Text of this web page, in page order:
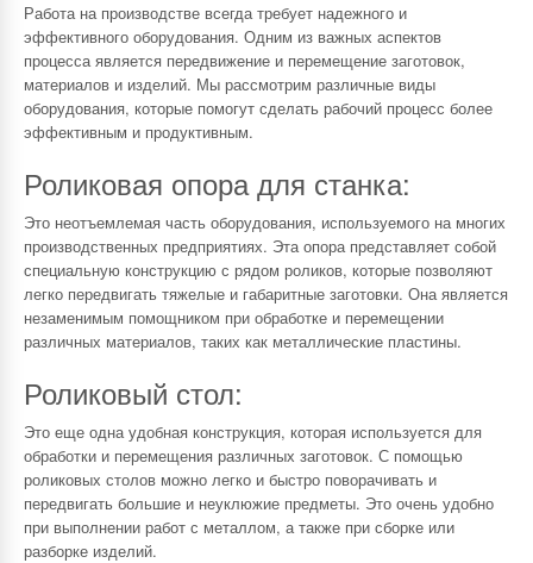
Работа на производстве всегда требует надежного и
эффективного оборудования. Одним из важных аспектов
процесса является передвижение и перемещение заготовок,
материалов и изделий. Мы рассмотрим различные виды
оборудования, которые помогут сделать рабочий процесс более
эффективным и продуктивным.
Роликовая опора для станка:
Это неотъемлемая часть оборудования, используемого на многих
производственных предприятиях. Эта опора представляет собой
специальную конструкцию с рядом роликов, которые позволяют
легко передвигать тяжелые и габаритные заготовки. Она является
незаменимым помощником при обработке и перемещении
различных материалов, таких как металлические пластины.
Роликовый стол:
Это еще одна удобная конструкция, которая используется для
обработки и перемещения различных заготовок. С помощью
роликовых столов можно легко и быстро поворачивать и
передвигать большие и неуклюжие предметы. Это очень удобно
при выполнении работ с металлом, а также при сборке или
разборке изделий.